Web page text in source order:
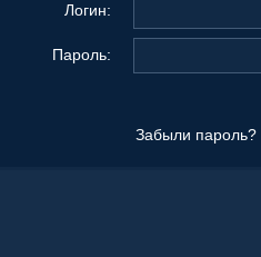
Логин:
Пароль:
Забыли пароль?